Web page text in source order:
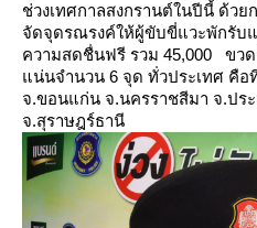
ช่วงเทศกาลสงกรานต์ในปีนี้ ด้ว
จัดจุดรณรงค์ให้ผู้ขับขี่แวะพักรับ
ความสดชื่นฟรี รวม 45,000 ขว
น่นจำนวน 6 จุด ทั่วประเทศ คือ
จ.ขอนแก่น จ.นครราชสีมา จ.ปร
จ.สุราษฎร์ธานี